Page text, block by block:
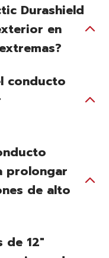
Durashield
en
conducto
prolongar
de alto
de 12"